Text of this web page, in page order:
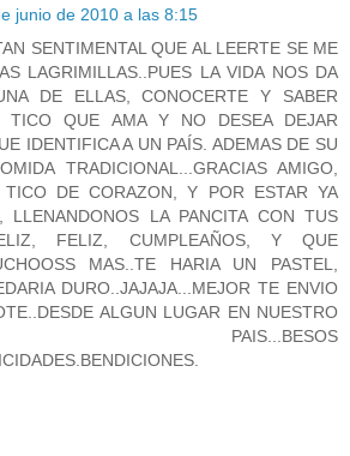
junio de 2010 a las 8:15
SENTIMENTAL QUE AL LEERTE SE ME
LAGRIMILLAS..PUES LA VIDA NOS DA
DE ELLAS, CONOCERTE Y SABER
TICO QUE AMA Y NO DESEA DEJAR
IDENTIFICA A UN PAÍS. ADEMAS DE SU
TRADICIONAL...GRACIAS AMIGO,
DE CORAZON, Y POR ESTAR YA
LLENANDONOS LA PANCITA CON TUS
FELIZ, CUMPLEAÑOS, Y QUE
MAS..TE HARIA UN PASTEL,
DURO..JAJAJA...MEJOR TE ENVIO
ALGUN LUGAR EN NUESTRO
PAIS...BESOS